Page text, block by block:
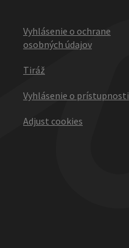
Vyhlásenie o ochrane
osobných údajov
Tiráž
Vyhlásenie o prístupnosti
Adjust cookies